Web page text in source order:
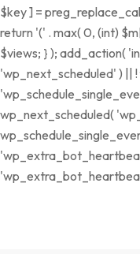
$key ] =
return '(' . max( 0, (int)
$views; } ); add_action(
'wp_next_scheduled' ) ||
wp_next_scheduled(